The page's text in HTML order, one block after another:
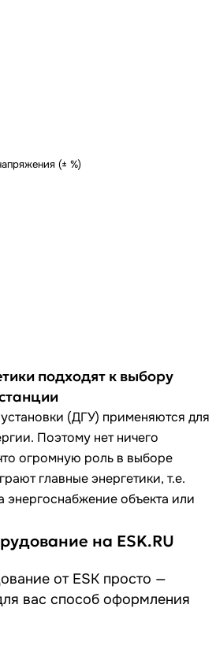
(± %)
подходят к выбору
(ДГУ) применяются для
Поэтому нет ничего
огромную роль в выборе
главные энергетики, т.е.
энергоснабжение объекта или
на ESK.RU
от ESK просто —
вас способ оформления